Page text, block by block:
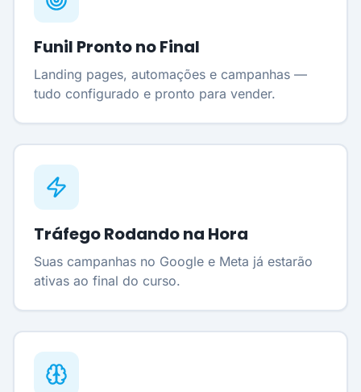
Funil Pronto no Final
Landing pages, automações e campanhas —
tudo configurado e pronto para vender.
Tráfego Rodando na Hora
Suas campanhas no Google e Meta já estarão
ativas ao final do curso.